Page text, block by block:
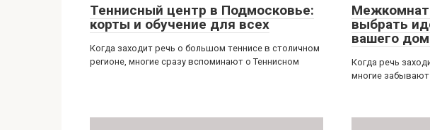
Теннисный центр в Подмосковье:
корты и обучение для всех
Когда заходит речь о большом теннисе в столичном
регионе, многие сразу вспоминают о Теннисном
выбрать
вашего
Когда речь
многие